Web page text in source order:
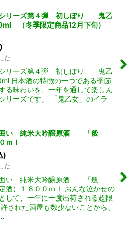
リーズ第４弾 初しぼり 鬼乙
（冬季限定商品12月下旬）
た
リーズ第４弾 初しぼり 鬼乙
日本酒の特徴の一つである季節
る味わいを、一年を通して楽しん
リーズです。 「鬼乙女」のイラ
い 純米大吟醸原酒 「般
ｍｌ
)
た
い 純米大吟醸原酒 「般
）１８００ｍｌ おんな泣かせの
して、一年に一度出荷される超限
された酒屋も数少ないことから、